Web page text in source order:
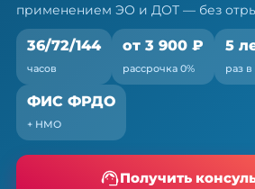
применением ЭО и ДОТ — без
36/72/144
часов
от 3 900 ₽
рассрочка 0%
5
раз в
ФИС ФРДО
+ НМО
Получить